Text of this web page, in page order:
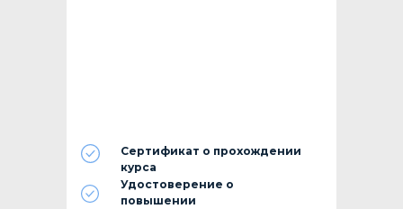
Сертификат о прохождении
курса
Удостоверение о
повышении